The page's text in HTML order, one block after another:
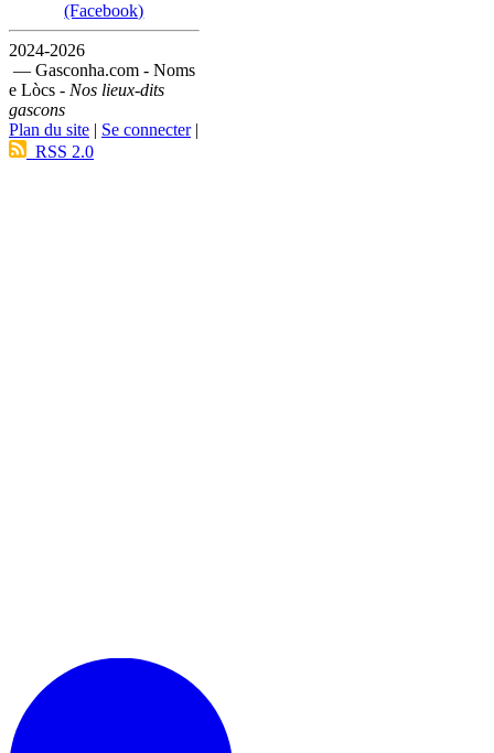
(Facebook)
2024-2026
— Gasconha.com - Noms
e Lòcs - Nos lieux-dits
gascons
Plan du site | Se connecter|
RSS 2.0